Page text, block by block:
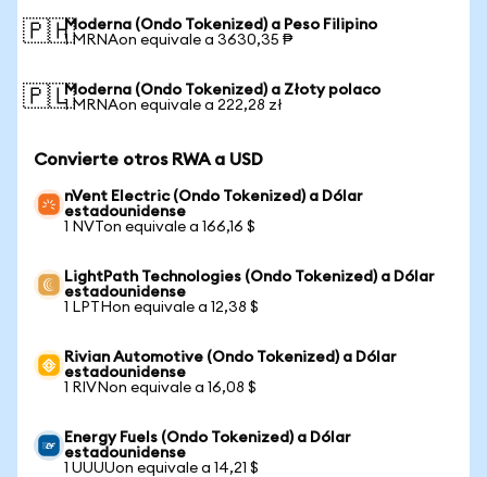
🇵🇭Moderna (Ondo Tokenized) a Peso Filipino
1 MRNAon equivale a 3630,35 ₱
🇵🇱Moderna (Ondo Tokenized) a Złoty polaco
1 MRNAon equivale a 222,28 zł
Convierte otros RWA a USD
nVent Electric (Ondo Tokenized) a Dólar
estadounidense
1 NVTon equivale a 166,16 $
LightPath Technologies (Ondo Tokenized) a Dólar
estadounidense
1 LPTHon equivale a 12,38 $
Rivian Automotive (Ondo Tokenized) a Dólar
estadounidense
1 RIVNon equivale a 16,08 $
Energy Fuels (Ondo Tokenized) a Dólar
estadounidense
1 UUUUon equivale a 14,21 $